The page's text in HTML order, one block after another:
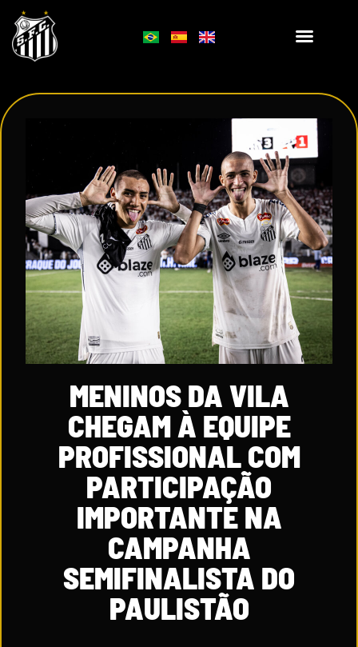
MENINOS DA VILA
CHEGAM À EQUIPE
PROFISSIONAL COM
PARTICIPAÇÃO
IMPORTANTE NA
CAMPANHA
SEMIFINALISTA DO
PAULISTÃO